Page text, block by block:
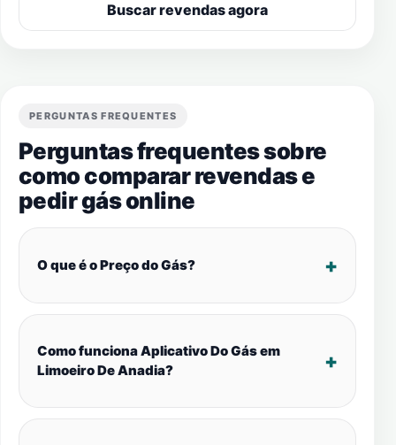
Buscar revendas agora
PERGUNTAS FREQUENTES
Perguntas frequentes sobre
como comparar revendas e
pedir gás online
O que é o Preço do Gás?
Como funciona Aplicativo Do Gás em
Limoeiro De Anadia?